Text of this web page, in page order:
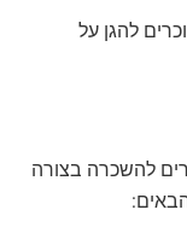
להגן על
להשכרה בצורה